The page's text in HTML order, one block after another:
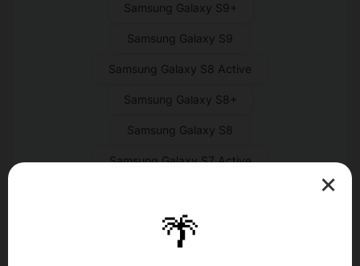
Samsung Galaxy S9+
Samsung Galaxy S9
Samsung Galaxy S8 Active
Samsung Galaxy S8+
Samsung Galaxy S8
Samsung Galaxy S7 Active
Samsung Galaxy S7
Samsung Galaxy S6 Active
×
🌴